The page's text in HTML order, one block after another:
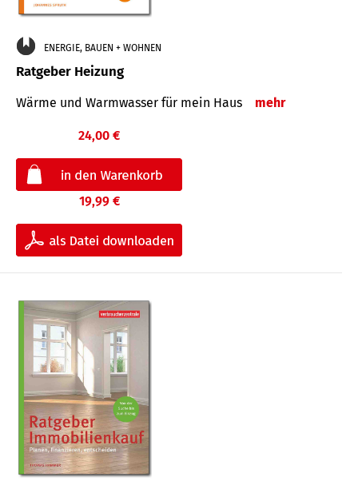
ENERGIE, BAUEN + WOHNEN
Ratgeber Heizung
Wärme und Warmwasser für mein Haus mehr
24,00 €
19,99 €